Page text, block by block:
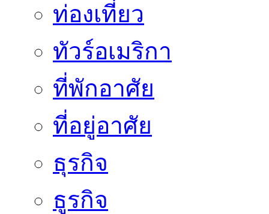
ท่องเที่ยว
ทัวร์อเมริกา
ที่พักอาศัย
ที่อยู่อาศัย
ธุรกิจ
ธูรกิจ